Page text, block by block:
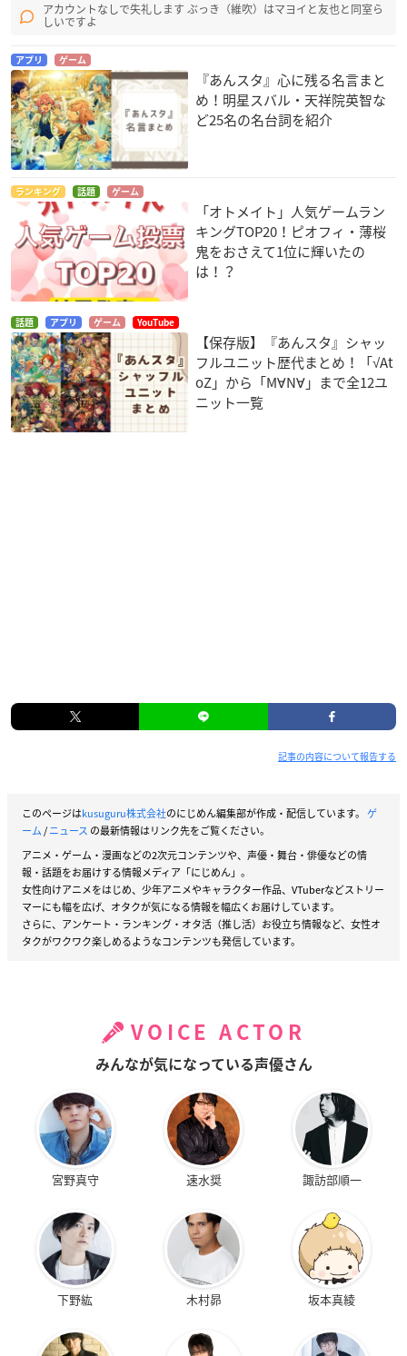
アカウントなしで失礼します ぶっき（維吹）はマヨイと友也と同室ら
しいですよ
アプリ ゲーム
『あんスタ』心に残る名言まと
め！明星スバル・天祥院英智な
ど25名の名台詞を紹介
ランキング 話題 ゲーム
「オトメイト」人気ゲームラン
キングTOP20！ピオフィ・薄桜
鬼をおさえて1位に輝いたの
は！？
話題 アプリ ゲーム YouTube
【保存版】『あんスタ』シャッ
フルユニット歴代まとめ！「√At
oZ」から「M∀N∀」まで全12ユ
ニット一覧
記事の内容について報告する
このページはkusuguru株式会社のにじめん編集部が作成・配信しています。 ゲ
ーム/ニュース の最新情報はリンク先をご覧ください。
アニメ・ゲーム・漫画などの2次元コンテンツや、声優・舞台・俳優などの情
報・話題をお届けする情報メディア「にじめん」。
女性向けアニメをはじめ、少年アニメやキャラクター作品、VTuberなどストリー
マーにも幅を広げ、オタクが気になる情報を幅広くお届けしています。
さらに、アンケート・ランキング・オタ活（推し活）お役立ち情報など、女性オ
タクがワクワク楽しめるようなコンテンツも発信しています。
VOICE ACTOR
みんなが気になっている声優さん
宮野真守 速水奨 諏訪部順一
下野紘 木村昴 坂本真綾